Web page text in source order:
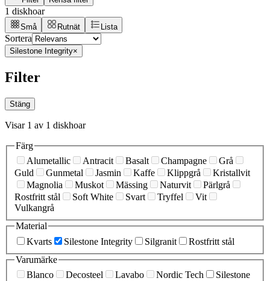
1 diskhoar
Små Rutnät Lista
Sortera
Silestone Integrity×
Filter
Stäng
Visar 1 av 1 diskhoar
Färg
Alumetallic
Antracit Basalt Champagne
Grå
Guld
Gunmetal Jasmin Kaffe Klippgrå
Kristallvit
Magnolia
Muskot Mässing Naturvit
Pärlgrå
Rostfritt stål
Soft White Svart Tryffel
Vit
Vulkangrå
Material
Kvarts
Silestone Integrity Silgranit
Rostfritt stål
Varumärke
Blanco
Decosteel Lavabo Nordic Tech
Silestone